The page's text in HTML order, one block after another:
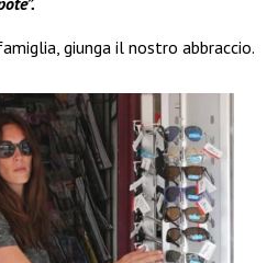
giunga il nostro abbraccio.